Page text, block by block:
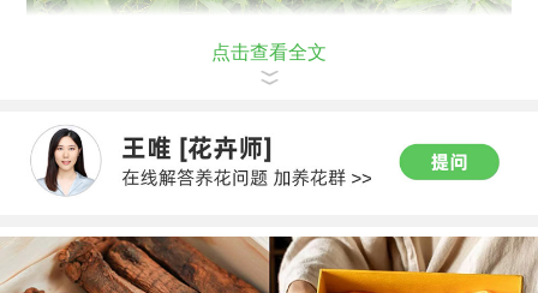
点击查看全文